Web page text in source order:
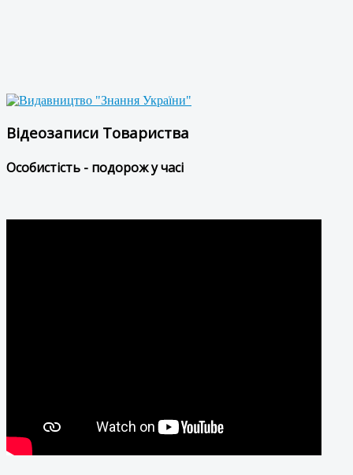
Відеозаписи Товариства
Особистість - подорож у часі